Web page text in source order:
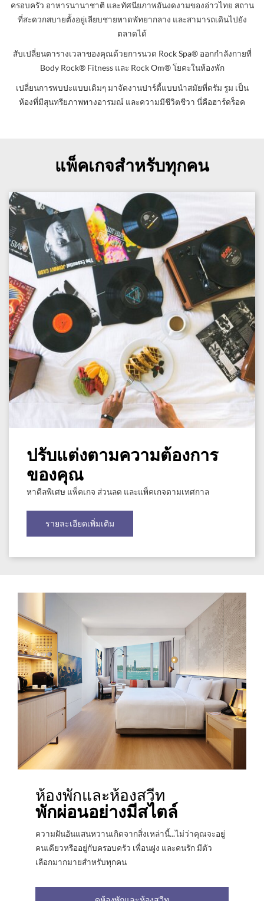
ครอบครัว อาหารนานาชาติ และทัศนียภาพอันงดงามของอ่าวไทย สถาน
ที่สะดวกสบายตั้งอยู่เลียบชายหาดพัทยากลาง และสามารถเดินไปยัง
ตลาดได้
สับเปลี่ยนตารางเวลาของคุณด้วยการนวด Rock Spa® ออกกำลังกายที่
Body Rock® Fitness และ Rock Om® โยคะในห้องพัก
เปลี่ยนการพบปะแบบเดิมๆ มาจัดงานปาร์ตี้แบบนำสมัยที่ดรัม รูม เป็น
ห้องที่มีสุนทรียภาพทางอารมณ์ และความมีชีวิตชีวา นี่คือฮาร์ดร็อค
แพ็คเกจสำหรับทุกคน
ปรับแต่งตามความต้องการ
ของคุณ
หาดีลพิเศษ แพ็คเกจ ส่วนลด และแพ็คเกจตามเทศกาล
รายละเอียดเพิ่มเติม
ห้องพักและห้องสวีท
พักผ่อนอย่างมีสไตล์
ความฝันอันแสนหวานเกิดจากสิ่งเหล่านี้...ไม่ว่าคุณจะอยู่
คนเดียวหรืออยู่กับครอบครัว เพื่อนฝูง และคนรัก มีตัว
เลือกมากมายสำหรับทุกคน